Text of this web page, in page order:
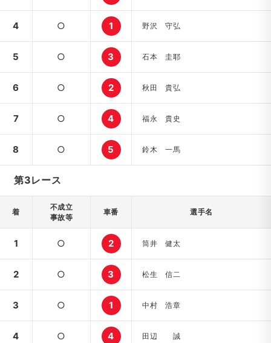
4 ○ 1 野沢 守弘
5 ○ 3 石本 圭耶
6 ○ 2 秋田 貴弘
7 ○ 4 福永 貴史
8 ○ 5 鈴木 一馬
第3レース
着
不成立
事故等
車番 選手名
1 ○ 2 筒井 健太
2 ○ 3 松生 信二
3 ○ 1 中村 浩章
4 ○ 4 田辺 誠